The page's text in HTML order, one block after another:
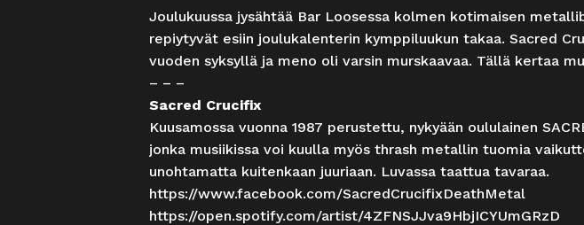
Joulukuussa jysähtää Bar Loosessa kolmen kotimaisen
repiytyvät esiin joulukalenterin kymppiluukun takaa. Sacred
vuoden syksyllä ja meno oli varsin murskaavaa. Tällä kertaa
– – –
Sacred Crucifix
Kuusamossa vuonna 1987 perustettu, nykyään oululainen
jonka musiikissa voi kuulla myös thrash metallin tuomia
unohtamatta kuitenkaan juuriaan. Luvassa taattua tavaraa.
https://www.facebook.com/SacredCrucifixDeathMetal
https://open.spotify.com/artist/4ZFNSJJva9HbjICYUmGRzD